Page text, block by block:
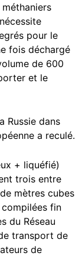
pour le
fois déchargé
de 600
et le
Russie dans
a reculé.
+ liquéfié)
trois entre
mètres cubes
compilées fin
du Réseau
transport de
de